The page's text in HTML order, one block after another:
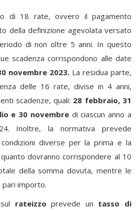
di 18 rate, ovvero il pagamento
della definizione agevolata versato
di non oltre 5 anni. In questo
scadenza corrispondono alle date
novembre 2023. La residua parte,
delle 16 rate, divise in 4 anni,
scadenze, quali: 28 febbraio, 31
e 30 novembredi ciascun anno a
Inoltre, la normativa prevede
condizioni diverse per la prima e la
dovranno corrispondere al 10
della somma dovuta, mentre le
importo.
rateizzoprevede un tasso di